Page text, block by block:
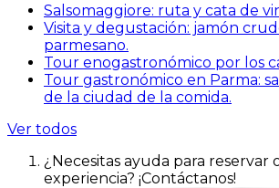
Salsomaggiore: ruta y cata de
Visita y degustación: jamón
parmesano.
Tour enogastronómico por los
Tour gastronómico en Parma:
de la ciudad de la comida.
Ver todos
¿Necesitas ayuda para reservar
experiencia? ¡Contáctanos!